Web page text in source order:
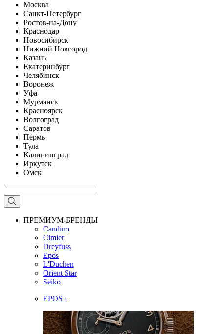
Москва
Санкт-Петербург
Ростов-на-Дону
Краснодар
Новосибирск
Нижний Новгород
Казань
Екатеринбург
Челябинск
Воронеж
Уфа
Мурманск
Красноярск
Волгоград
Саратов
Пермь
Тула
Калининград
Иркутск
Омск
ПРЕМИУМ-БРЕНДЫ
Candino
Cimier
Dreyfuss
Epos
L'Duchen
Orient Star
Seiko
EPOS ›